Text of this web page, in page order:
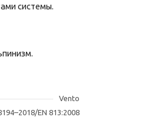
системы.
Vento
EN 813:2008